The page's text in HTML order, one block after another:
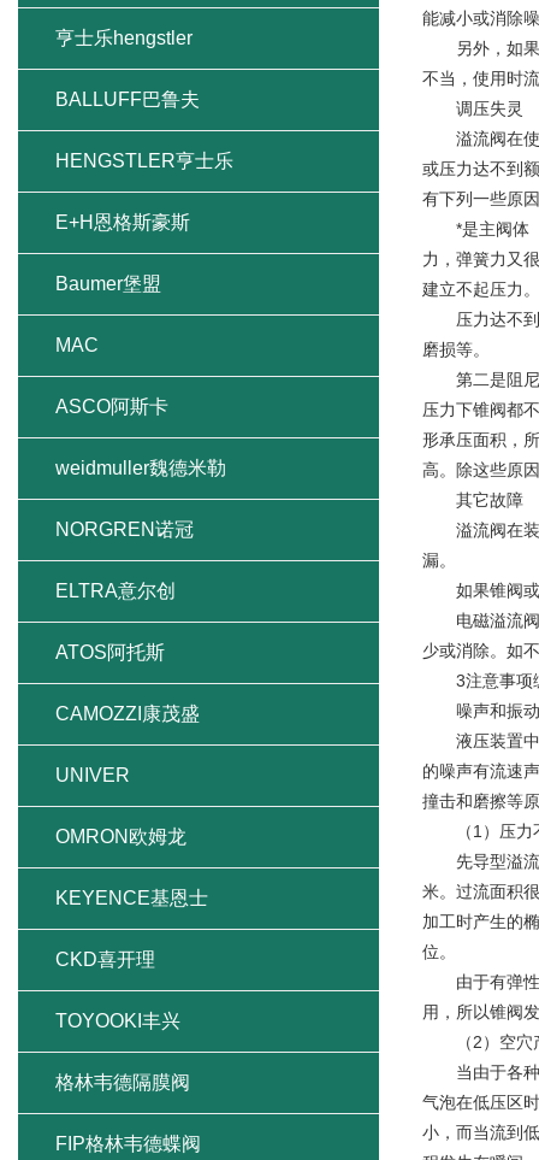
能减小或消除
另外，如果
不当，使用时
调压失灵
溢流阀在使
或压力达不到
有下列一些原
*是主阀体（
力，弹簧力又
建立不起压力。
压力达不到
磨损等。
第二是阻尼
压力下锥阀都
形承压面积，
高。除这些原
其它故障
溢流阀在装
漏。
如果锥阀或
电磁溢流阀
少或消除。如
3注意事项
噪声和振动
液压装置中
的噪声有流速
撞击和磨擦等
（1）压力
先导型溢流
米。过流面积
加工时产生的
位。
由于有弹性
用，所以锥阀
（2）空穴
当由于各种
气泡在低压区
小，而当流到
亨士乐hengstler
BALLUFF巴鲁夫
HENGSTLER亨士乐
E+H恩格斯豪斯
Baumer堡盟
MAC
ASCO阿斯卡
weidmuller魏德米勒
NORGREN诺冠
ELTRA意尔创
ATOS阿托斯
CAMOZZI康茂盛
UNIVER
OMRON欧姆龙
KEYENCE基恩士
CKD喜开理
TOYOOKI丰兴
格林韦德隔膜阀
FIP格林韦德蝶阀